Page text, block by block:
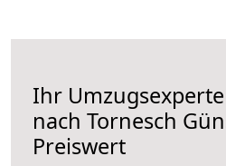
Ihr
nach Tornesch
Preiswert